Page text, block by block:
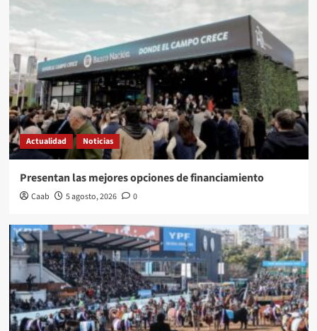
Actualidad Noticias
Presentan las mejores opciones de financiamiento
Caab 5 agosto, 2026 0